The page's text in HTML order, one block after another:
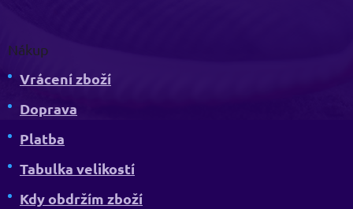
Nákup
Vrácení zboží
Doprava
Platba
Tabulka velikostí
Kdy obdržím zboží